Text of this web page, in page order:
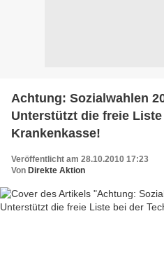
Achtung: Sozialwahlen
Unterstützt die freie
Krankenkasse!
Veröffentlicht am 28.10.2010 17:23
Von Direkte Aktion